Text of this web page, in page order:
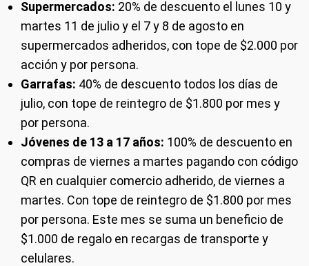
Supermercados: 20% de descuento el lunes 10 y
martes 11 de julio y el 7 y 8 de agosto en
supermercados adheridos, con tope de $2.000 por
acción y por persona.
Garrafas: 40% de descuento todos los días de
julio, con tope de reintegro de $1.800 por mes y
por persona.
Jóvenes de 13 a 17 años: 100% de descuento en
compras de viernes a martes pagando con código
QR en cualquier comercio adherido, de viernes a
martes. Con tope de reintegro de $1.800 por mes
por persona. Este mes se suma un beneficio de
$1.000 de regalo en recargas de transporte y
celulares.